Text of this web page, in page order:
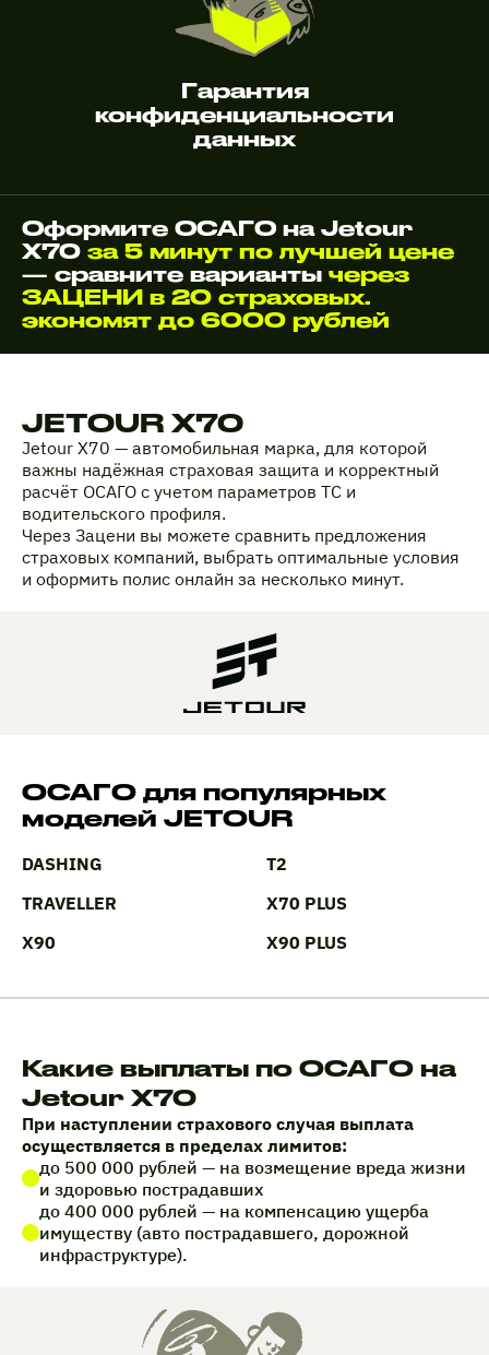
Гарантия
конфиденциальности
данных
Оформите ОСАГО на Jetour
X70 за 5 минут по лучшей цене
— сравните варианты через
ЗАЦЕНИ в 20 страховых.
экономят до 6000 рублей
JETOUR X70
Jetour X70 — автомобильная марка, для которой
важны надёжная страховая защита и корректный
расчёт ОСАГО с учетом параметров ТС и
водительского профиля.
Через Зацени вы можете сравнить предложения
страховых компаний, выбрать оптимальные условия
и оформить полис онлайн за несколько минут.
ОСАГО для популярных
моделей JETOUR
DASHING
T2
TRAVELLER
X70 PLUS
X90
X90 PLUS
Какие выплаты по ОСАГО на
Jetour X70
При наступлении страхового случая выплата
осуществляется в пределах лимитов:
до 500 000 рублей — на возмещение вреда жизни
и здоровью пострадавших
до 400 000 рублей — на компенсацию ущерба
имуществу (авто пострадавшего, дорожной
инфраструктуре).